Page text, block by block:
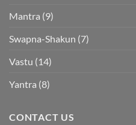
Mantra (9)
Swapna-Shakun (7)
Vastu (14)
Yantra (8)
CONTACT US